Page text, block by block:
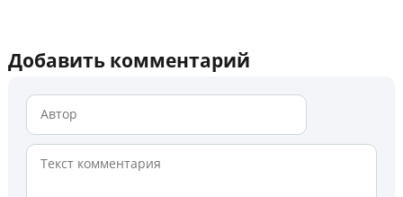
Добавить комментарий